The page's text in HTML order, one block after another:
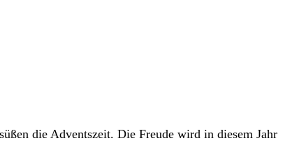
die Adventszeit. Die Freude wird in diesem Jahr